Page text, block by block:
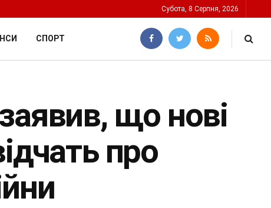
Субота, 8 Серпня, 2026
СПОРТ
що нові
про